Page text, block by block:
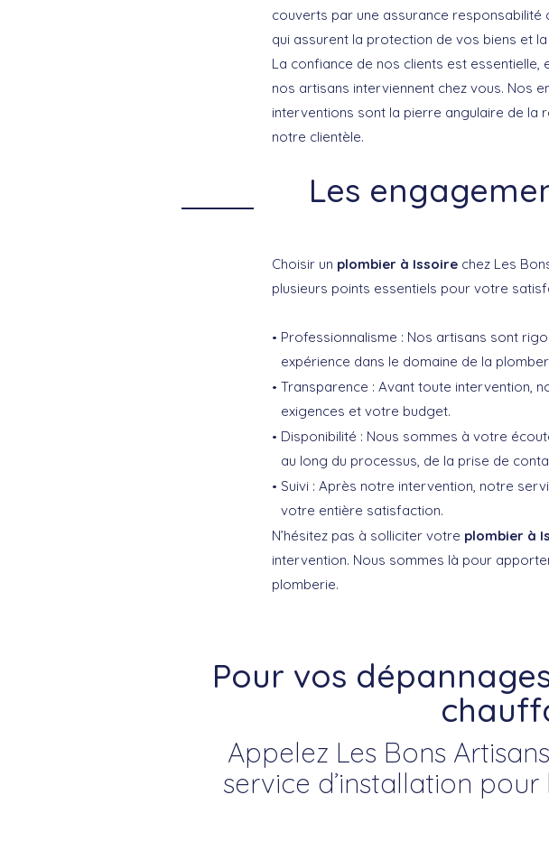
couverts par une assurance responsabilité
qui assurent la protection de vos biens et
La confiance de nos clients est
nos artisans interviennent chez vous. Nos
interventions sont la pierre angulaire de la
notre clientèle.
Les
Choisir un plombier à Issoire chez Les
plusieurs points essentiels pour votre
Professionnalisme : Nos artisans sont
expérience dans le domaine de la
Transparence : Avant toute intervention,
exigences et votre budget.
Disponibilité : Nous sommes à votre
au long du processus, de la prise de
Suivi : Après notre intervention, notre
votre entière satisfaction.
N’hésitez pas à solliciter votre plombier à
intervention. Nous sommes là pour
plomberie.
Pour vos
Appelez Les Bons
service d’installation